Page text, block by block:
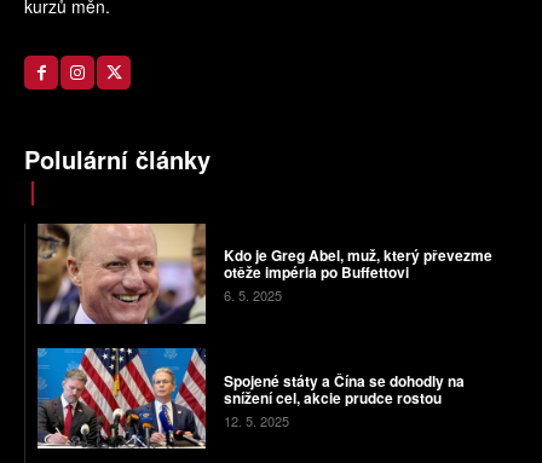
kurzů měn.
Polulární články
Kdo je Greg Abel, muž, který převezme
otěže impéria po Buffettovi
6. 5. 2025
Spojené státy a Čína se dohodly na
snížení cel, akcie prudce rostou
12. 5. 2025